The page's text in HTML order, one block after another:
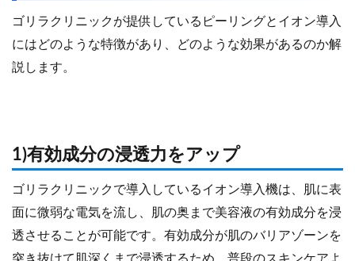
ゴリラクリニックが提供しているピーリングとイオン導入
にはどのような特徴があり、どのような効果があるのか解
説します。
1)有効成分の浸透力をアップ
ゴリラクリニックで導入しているイオン導入機は、肌に表
面に微弱な電気を流し、肌の奥まで美容液の有効成分を浸
透させることが可能です。有効成分が肌のバリアゾーンを
突き抜けて肌深くまで浸透するため、普段のスキンケアよ